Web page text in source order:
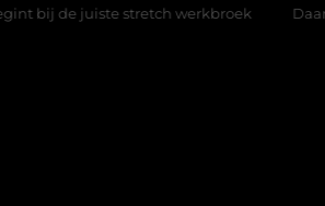
stretch werkbroek Daarom maakt